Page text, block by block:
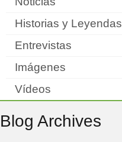
Historias y Leyendas
Entrevistas
Imágenes
Vídeos
Blog Archives